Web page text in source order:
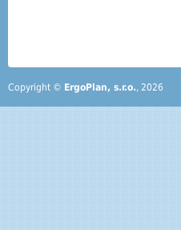
Copyright © ErgoPlan, s.r.o., 2026